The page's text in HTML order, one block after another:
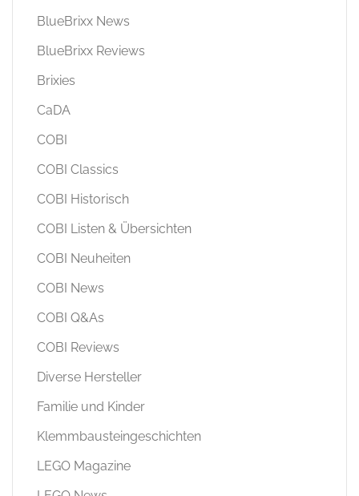
BlueBrixx News
BlueBrixx Reviews
Brixies
CaDA
COBI
COBI Classics
COBI Historisch
COBI Listen & Übersichten
COBI Neuheiten
COBI News
COBI Q&As
COBI Reviews
Diverse Hersteller
Familie und Kinder
Klemmbausteingeschichten
LEGO Magazine